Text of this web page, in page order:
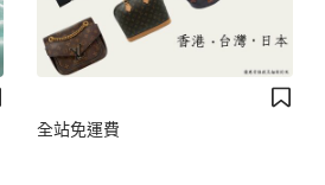
全站免運費